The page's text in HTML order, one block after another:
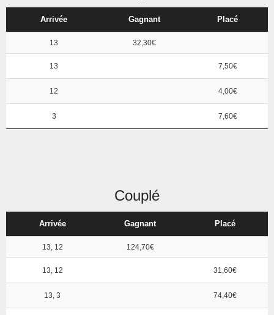
Arrivée Gagnant Placé
13 32,30€
13 7,50€
12 4,00€
3 7,60€
Couplé
Arrivée Gagnant Placé
13, 12 124,70€
13, 12 31,60€
13, 3 74,40€